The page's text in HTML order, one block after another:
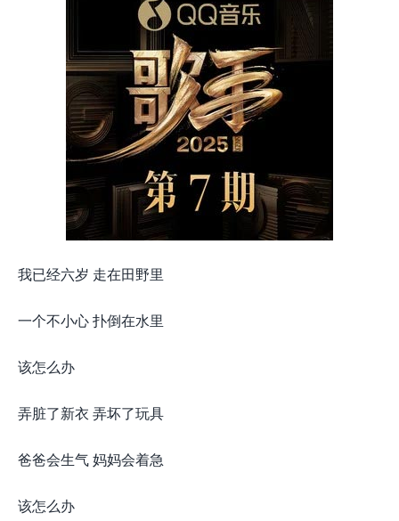
我已经六岁 走在田野里
一个不小心 扑倒在水里
该怎么办
弄脏了新衣 弄坏了玩具
爸爸会生气 妈妈会着急
该怎么办